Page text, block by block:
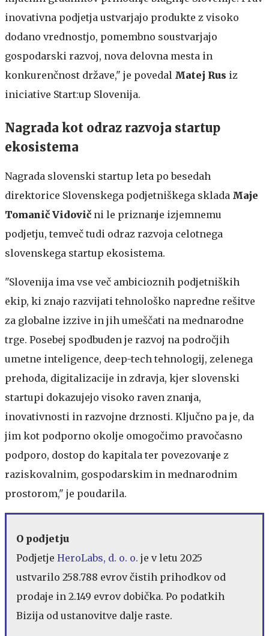
inovativna podjetja ustvarjajo produkte z visoko
dodano vrednostjo, pomembno soustvarjajo
gospodarski razvoj, nova delovna mesta in
konkurenčnost države," je povedal Matej Rus iz
iniciative Start:up Slovenija.
Nagrada kot odraz razvoja startup
ekosistema
Nagrada slovenski startup leta po besedah
direktorice Slovenskega podjetniškega sklada Maje
Tomanič Vidovič ni le priznanje izjemnemu
podjetju, temveč tudi odraz razvoja celotnega
slovenskega startup ekosistema.
"Slovenija ima vse več ambicioznih podjetniških
ekip, ki znajo razvijati tehnološko napredne rešitve
za globalne izzive in jih umeščati na mednarodne
trge. Posebej spodbuden je razvoj na področjih
umetne inteligence, deep-tech tehnologij, zelenega
prehoda, digitalizacije in zdravja, kjer slovenski
startupi dokazujejo visoko raven znanja,
inovativnosti in razvojne drznosti. Ključno pa je, da
jim kot podporno okolje omogočimo pravočasno
podporo, dostop do kapitala ter povezovanje z
raziskovalnim, gospodarskim in mednarodnim
prostorom," je poudarila.
O podjetju
Podjetje HeroLabs, d. o. o. je v letu 2025
ustvarilo 258.788 evrov čistih prihodkov od
prodaje in 2.149 evrov dobička. Po podatkih
Bizija od ustanovitve dalje raste.